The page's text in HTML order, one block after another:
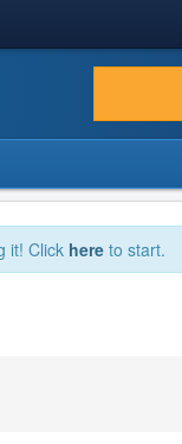
it! Click here to start.